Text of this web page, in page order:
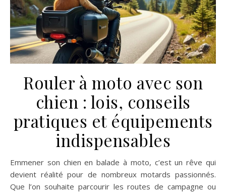
Rouler à moto avec son
chien : lois, conseils
pratiques et équipements
indispensables
Emmener son chien en balade à moto, c’est un rêve qui
devient réalité pour de nombreux motards passionnés.
Que l’on souhaite parcourir les routes de campagne ou